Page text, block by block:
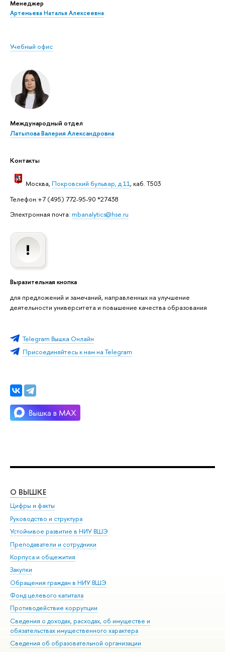
Менеджер
Артемьева Наталья Алексеевна
Учебный офис
Международный отдел
Латыпова Валерия Александровна
Контакты
Москва, Покровский бульвар, д.11, каб. Т503
Телефон:+7 (495) 772-95-90 *27438
Электронная почта: mbanalytics@hse.ru
Выразительная кнопка
для предложений и замечаний, направленных на улучшение
деятельности университета и повышение качества образования
Telegram Вышка Онлайн
Присоединяйтесь к нам на Telegram
О ВЫШКЕ
Цифры и факты
Руководство и структура
Устойчивое развитие в НИУ ВШЭ
Преподаватели и сотрудники
Корпуса и общежития
Закупки
Обращения граждан в НИУ ВШЭ
Фонд целевого капитала
Противодействие коррупции
Сведения о доходах, расходах, об имуществе и
обязательствах имущественного характера
Сведения об образовательной организации